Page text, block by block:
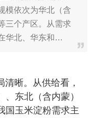
模依次为华北（含
三个产区。从需求
华北、华东和…
晰。从供给看，
东北（含内蒙）
国玉米淀粉需求主